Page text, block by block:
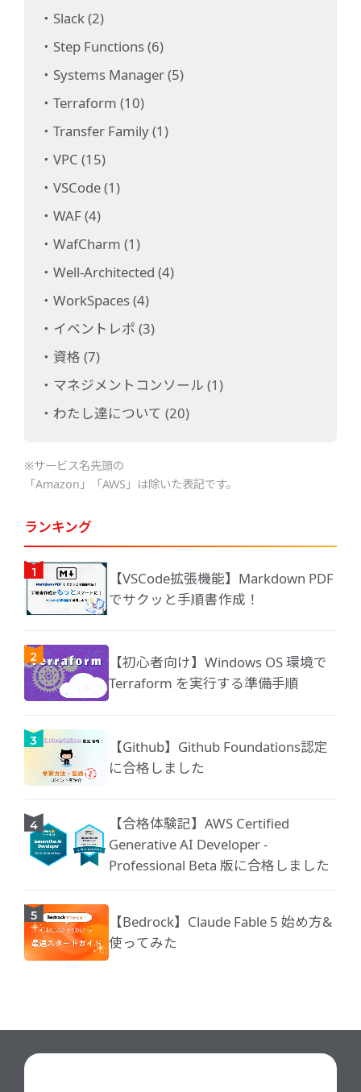
Slack (2)
Step Functions (6)
Systems Manager (5)
Terraform (10)
Transfer Family (1)
VPC (15)
VSCode (1)
WAF (4)
WafCharm (1)
Well-Architected (4)
WorkSpaces (4)
イベントレポ (3)
資格 (7)
マネジメントコンソール (1)
わたし達について (20)
※サービス名先頭の
「Amazon」「AWS」は除いた表記です。
ランキング
【VSCode拡張機能】Markdown PDF
でサクッと手順書作成！
【初心者向け】Windows OS 環境で
Terraform を実行する準備手順
【Github】Github Foundations認定
に合格しました
【合格体験記】AWS Certified
Generative AI Developer -
Professional Beta 版に合格しました
【Bedrock】Claude Fable 5 始め方&
使ってみた